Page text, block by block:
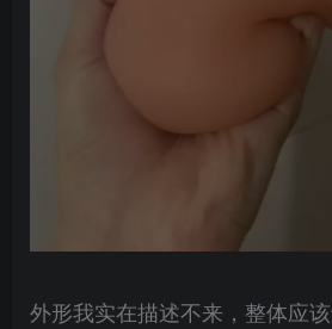
外形我实在描述不来，整体应